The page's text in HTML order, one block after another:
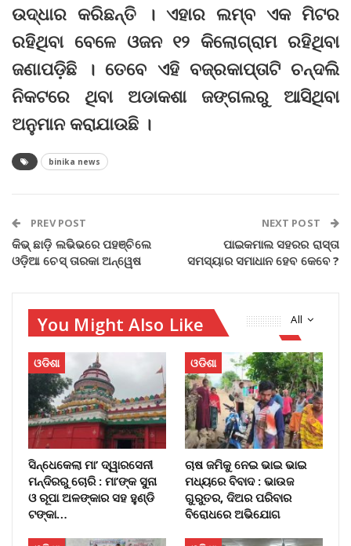
ଉଦ୍ଧାର କରିଛନ୍ତି । ଏହାର ଲମ୍ବ ଏକ ମିଟର
ରହିଥିବା ବେଳେ ଓଜନ ୧୨ କିଲୋଗ୍ରାମ ରହିଥିବା
ଜଣାପଡ଼ିଛି । ତେବେ ଏହି ବଜ୍ରକାପ୍ତାଟି ଚନ୍ଦଲି
ନିକଟରେ ଥିବା ଅଡାକଶା ଜଙ୍ଗଲରୁ ଆସିଥିବା
ଅନୁମାନ କରାଯାଉଛି ।
binika news
PREV POST
କିଭ୍ ଛାଡ଼ି ଲଭିଭରେ ପହଞ୍ଚିଲେ
ଓଡ଼ିଆ ଚେସ୍‌ ତାରକା ଅନ୍ୱେଷ
NEXT POST
ପାଇକମାଲ ସହରର ରାସ୍ତା
ସମସ୍ୟାର ସମାଧାନ ହେବ କେବେ ?
All
You Might Also Like
ଓଡିଶା
ସିନ୍ଧେକେଲା ମା’ ଦ୍ୱାରସେନୀ
ମନ୍ଦିରରୁ ଚୋରି : ମା’ଙ୍କ ସୁନା
ଓ ରୂପା ଅଳଙ୍କାର ସହ ହୁଣ୍ଡି
ଟଙ୍କା…
ଓଡିଶା
ଚାଷ ଜମିକୁ ନେଇ ଭାଇ ଭାଇ
ମଧ୍ୟରେ ବିବାଦ : ଭାଉଜ
ଗୁରୁତର, ଦିଅର ପରିବାର
ବିରୋଧରେ ଅଭିଯୋଗ